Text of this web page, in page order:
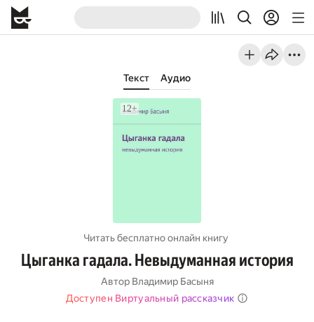
Текст Аудио
Читать бесплатно онлайн книгу
Цыганка гадала. Невыдуманная история
Автор Владимир Басыня
Доступен Виртуальный рассказчик